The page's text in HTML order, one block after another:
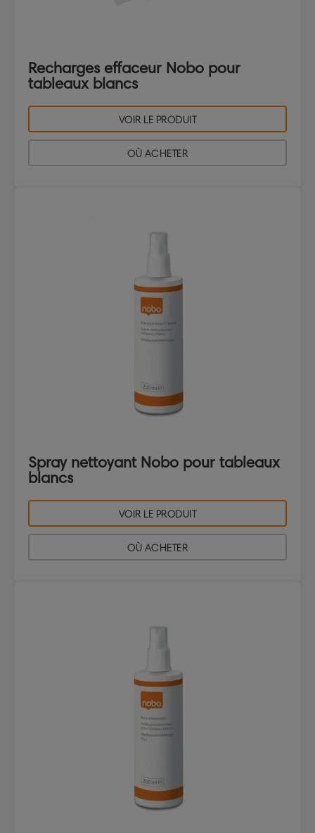
Recharges effaceur Nobo pour
tableaux blancs
VOIR LE PRODUIT
OÙ ACHETER
Spray nettoyant Nobo pour tableaux
blancs
VOIR LE PRODUIT
OÙ ACHETER